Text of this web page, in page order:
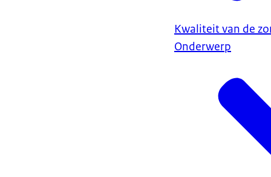
Kwaliteit van de
Onderwerp